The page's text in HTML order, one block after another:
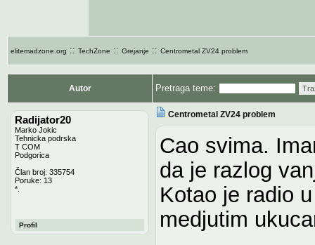
elitemadzone.org :: TechZone :: Grejanje :: Centrometal ZV24 problem
Autor Pretraga teme:
Radijator20
Marko Jokic
Tehnicka podrska
T COM
Podgorica
Član broj: 335754
Poruke: 13
*.
Profil
Centrometal ZV24 problem
Cao svima.
da je razlog
Kotao je radio
medjutim